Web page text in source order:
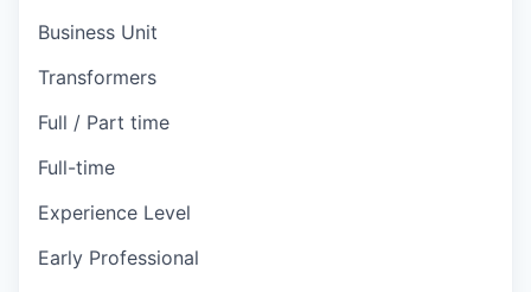
Business Unit
Transformers
Full / Part time
Full-time
Experience Level
Early Professional